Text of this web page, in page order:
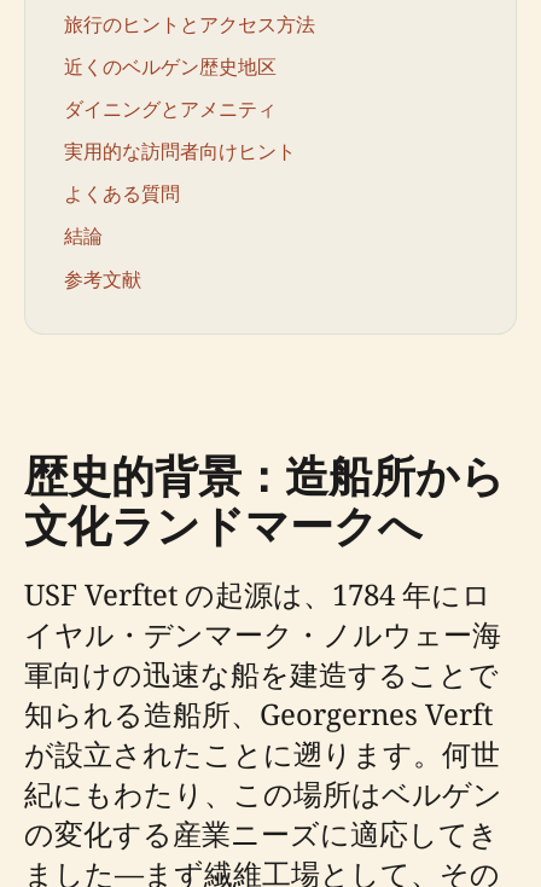
旅行のヒントとアクセス方法
近くのベルゲン歴史地区
ダイニングとアメニティ
実用的な訪問者向けヒント
よくある質問
結論
参考文献
歴史的背景：造船所から
文化ランドマークへ
USF Verftet の起源は、1784 年にロ
イヤル・デンマーク・ノルウェー海
軍向けの迅速な船を建造することで
知られる造船所、Georgernes Verft
が設立されたことに遡ります。何世
紀にもわたり、この場所はベルゲン
の変化する産業ニーズに適応してき
ました—まず繊維工場として、その